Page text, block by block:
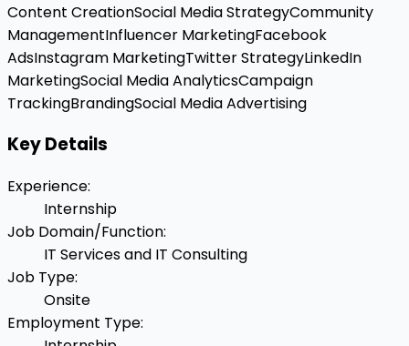
Content CreationSocial Media StrategyCommunity
ManagementInfluencer MarketingFacebook
AdsInstagram MarketingTwitter StrategyLinkedIn
MarketingSocial Media AnalyticsCampaign
TrackingBrandingSocial Media Advertising
Key Details
Experience:
Internship
Job Domain/Function:
IT Services and IT Consulting
Job Type:
Onsite
Employment Type: